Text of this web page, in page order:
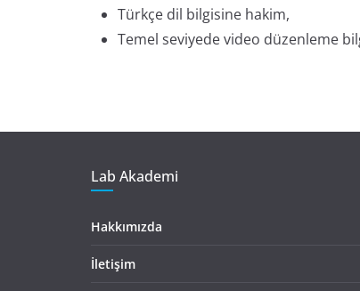
Türkçe dil bilgisine hakim,
Temel seviyede video düzenleme
Lab Akademi
Hakkımızda
İletişim